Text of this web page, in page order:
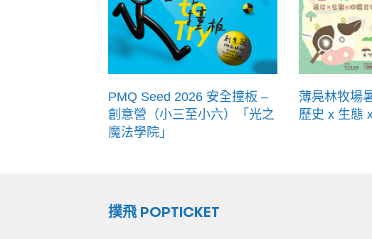
PMQ Seed 2026 安全撞板 –
創意營（小三至小六）「光之
魔法學院」
薄鳧林牧場
歷史 x 生態
撲飛 POPTICKET